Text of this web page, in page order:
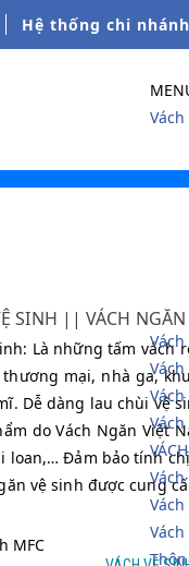
Hệ thống chi nhánh
SINH || VÁCH
Là những tấm
mại, nhà ga,
Dễ dàng lau chùi vệ
do Vách Ngăn Việt
loan,… Đảm bảo tính
vệ sinh được cung